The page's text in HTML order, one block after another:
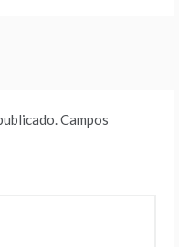
Campos